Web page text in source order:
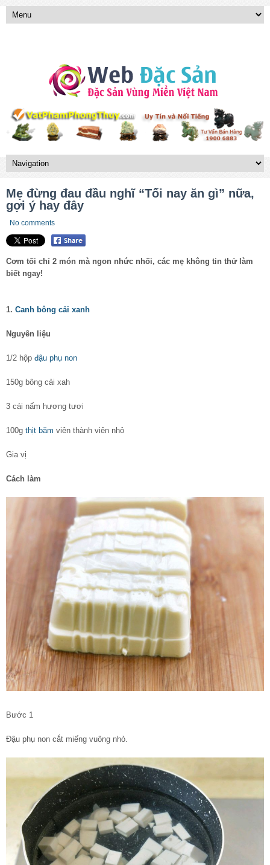
Mẹ đừng đau đầu nghĩ “Tối nay ăn gì” nữa,
gợi ý hay đây
No comments
Cơm tối chỉ 2 món mà ngon nhức nhối, các mẹ không tin thử làm
biết ngay!
1. Canh bông cải xanh
Nguyên liệu
1/2 hộp đậu phụ non
150g bông cải xah
3 cái nấm hương tươi
100g thịt băm viên thành viên nhỏ
Gia vị
Cách làm
Bước 1
Đậu phụ non cắt miếng vuông nhỏ.